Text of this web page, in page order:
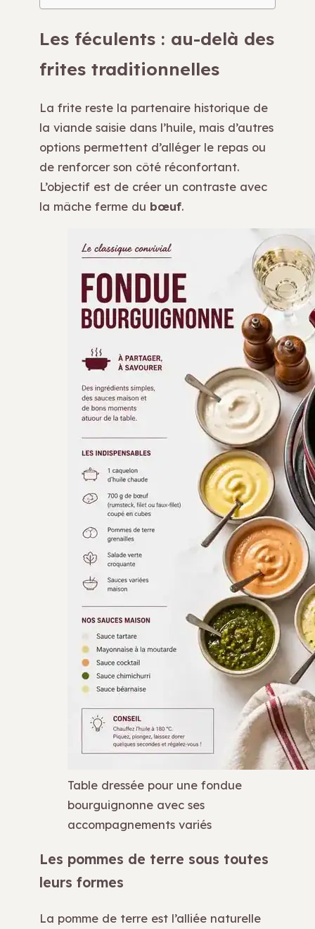
Les féculents : au-delà des
frites traditionnelles
La frite reste la partenaire historique de
la viande saisie dans l’huile, mais d’autres
options permettent d’alléger le repas ou
de renforcer son côté réconfortant.
L’objectif est de créer un contraste avec
la mâche ferme du bœuf.
Table dressée pour une fondue
bourguignonne avec ses
accompagnements variés
Les pommes de terre sous toutes
leurs formes
La pomme de terre est l’alliée naturelle